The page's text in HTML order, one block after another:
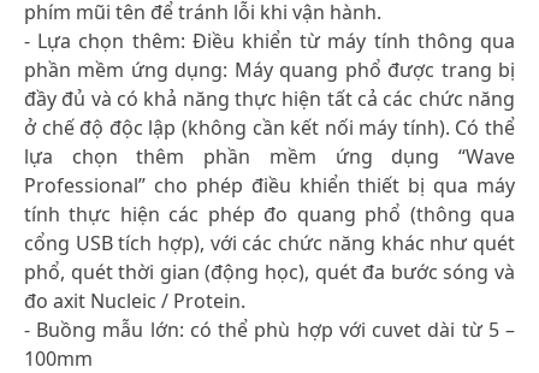
phím mũi tên để tránh lỗi khi vận hành.
- Lựa chọn thêm: Điều khiển từ máy tính thông qua
phần mềm ứng dụng: Máy quang phổ được trang bị
đầy đủ và có khả năng thực hiện tất cả các chức năng
ở chế độ độc lập (không cần kết nối máy tính). Có thể
lựa chọn thêm phần mềm ứng dụng “Wave
Professional” cho phép điều khiển thiết bị qua máy
tính thực hiện các phép đo quang phổ (thông qua
cổng USB tích hợp), với các chức năng khác như quét
phổ, quét thời gian (động học), quét đa bước sóng và
đo axit Nucleic / Protein.
- Buồng mẫu lớn: có thể phù hợp với cuvet dài từ 5 –
100mm